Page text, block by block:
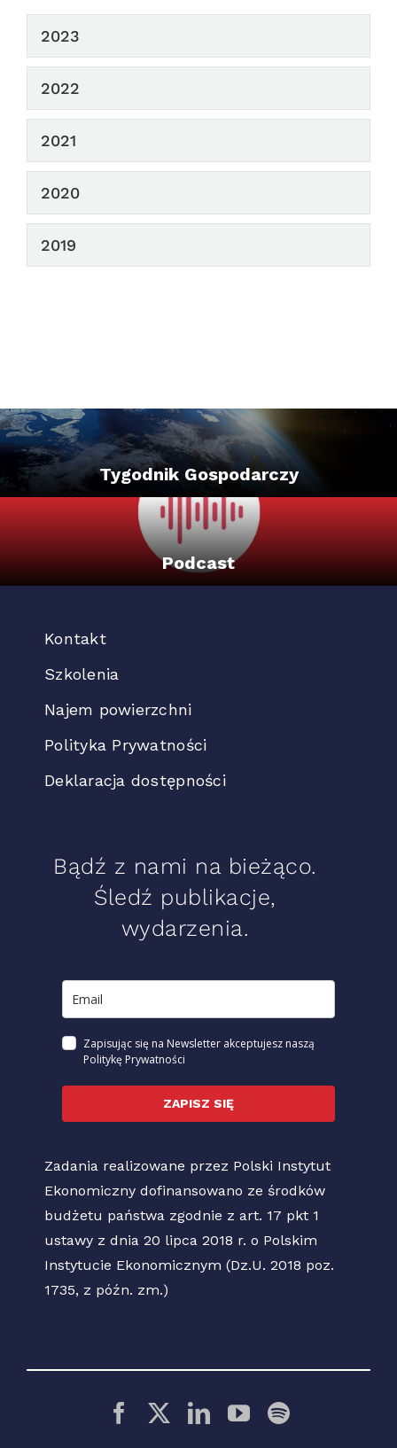
2023
2022
2021
2020
2019
Tygodnik Gospodarczy
Podcast
Kontakt
Szkolenia
Najem powierzchni
Polityka Prywatności
Deklaracja dostępności
Bądź z nami na bieżąco.
Śledź publikacje,
wydarzenia.
Zapisując się na Newsletter akceptujesz naszą
Politykę Prywatności
ZAPISZ SIĘ
Zadania realizowane przez Polski Instytut
Ekonomiczny dofinansowano ze środków
budżetu państwa zgodnie z art. 17 pkt 1
ustawy z dnia 20 lipca 2018 r. o Polskim
Instytucie Ekonomicznym (Dz.U. 2018 poz.
1735, z późn. zm.)